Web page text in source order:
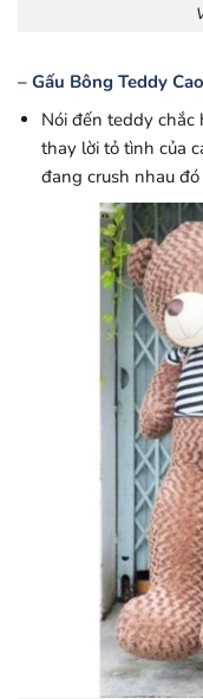
– Gấu Bông Teddy
Nói đến teddy
thay lời tỏ tình của
đang crush nhau đó